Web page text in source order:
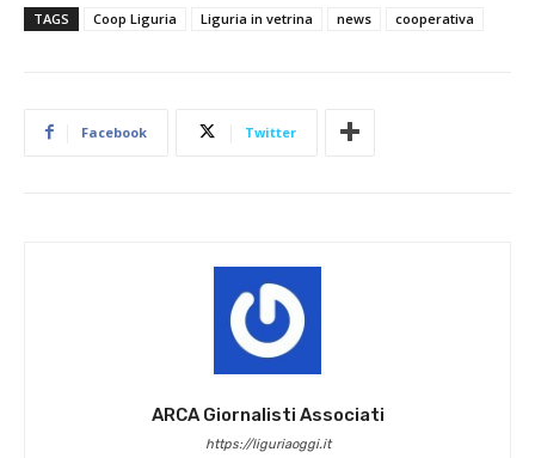
TAGS Coop Liguria Liguria in vetrina news cooperativa
Facebook Twitter
ARCA Giornalisti Associati
https://liguriaoggi.it